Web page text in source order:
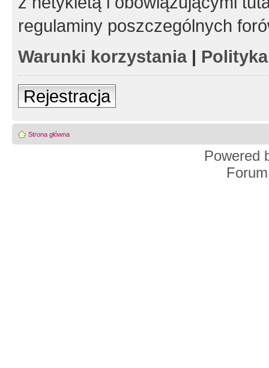
regulaminy poszczególnych
Warunki korzystania|
Rejestracja
Strona główna
Powered